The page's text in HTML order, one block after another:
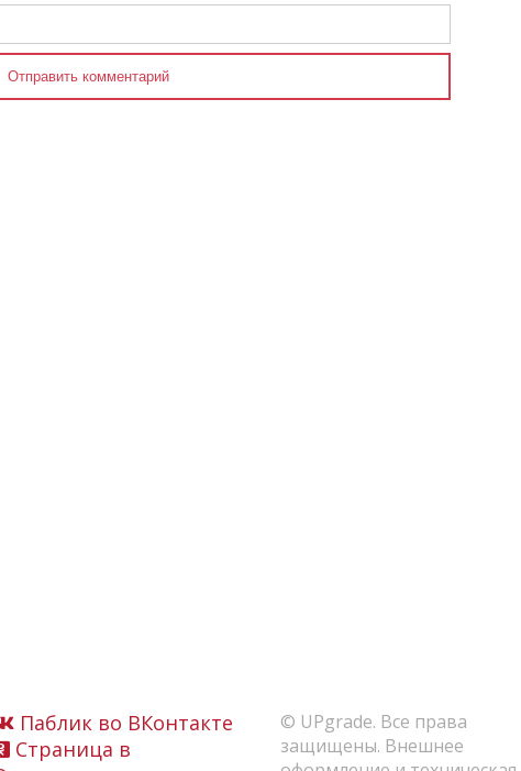
Паблик во ВКонтакте
Страница в
© UPgrade. Все права
защищены. Внешнее